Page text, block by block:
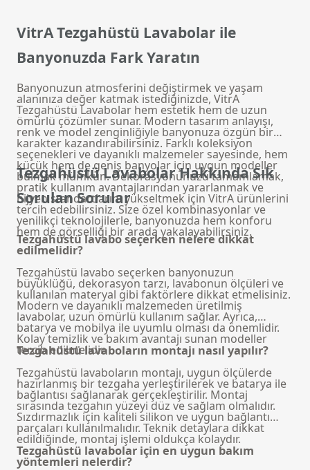
VitrA Tezgahüstü Lavabolar ile
Banyonuzda Fark Yaratın
Banyonuzun atmosferini değiştirmek ve yaşam
alanınıza değer katmak istediğinizde, VitrA
Tezgahüstü Lavabolar hem estetik hem de uzun
ömürlü çözümler sunar. Modern tasarım anlayışı,
renk ve model zenginliğiyle banyonuza özgün bir
karakter kazandırabilirsiniz. Farklı koleksiyon
seçenekleri ve dayanıklı malzemeler sayesinde, hem
küçük hem de geniş banyolar için uygun modeller
bulmak mümkün. Dekorasyonunuzu tamamlamak,
pratik kullanım avantajlarından yararlanmak ve
hijyen standartlarını yükseltmek için VitrA ürünlerini
tercih edebilirsiniz. Size özel kombinasyonlar ve
yenilikçi teknolojilerle, banyonuzda hem konforu
hem de görselliği bir arada yakalayabilirsiniz.
Tezgahüstü Lavabolar Hakkında Sık
Sorulan Sorular
Tezgahüstü lavabo seçerken nelere dikkat
edilmelidir?
Tezgahüstü lavabo seçerken banyonuzun
büyüklüğü, dekorasyon tarzı, lavabonun ölçüleri ve
kullanılan materyal gibi faktörlere dikkat etmelisiniz.
Modern ve dayanıklı malzemeden üretilmiş
lavabolar, uzun ömürlü kullanım sağlar. Ayrıca,
batarya ve mobilya ile uyumlu olması da önemlidir.
Kolay temizlik ve bakım avantajı sunan modeller
tercih edilmelidir.
Tezgahüstü lavaboların montajı nasıl yapılır?
Tezgahüstü lavaboların montajı, uygun ölçülerde
hazırlanmış bir tezgaha yerleştirilerek ve batarya ile
bağlantısı sağlanarak gerçekleştirilir. Montaj
sırasında tezgahın yüzeyi düz ve sağlam olmalıdır.
Sızdırmazlık için kaliteli silikon ve uygun bağlantı
parçaları kullanılmalıdır. Teknik detaylara dikkat
edildiğinde, montaj işlemi oldukça kolaydır.
Tezgahüstü lavabolar için en uygun bakım
yöntemleri nelerdir?